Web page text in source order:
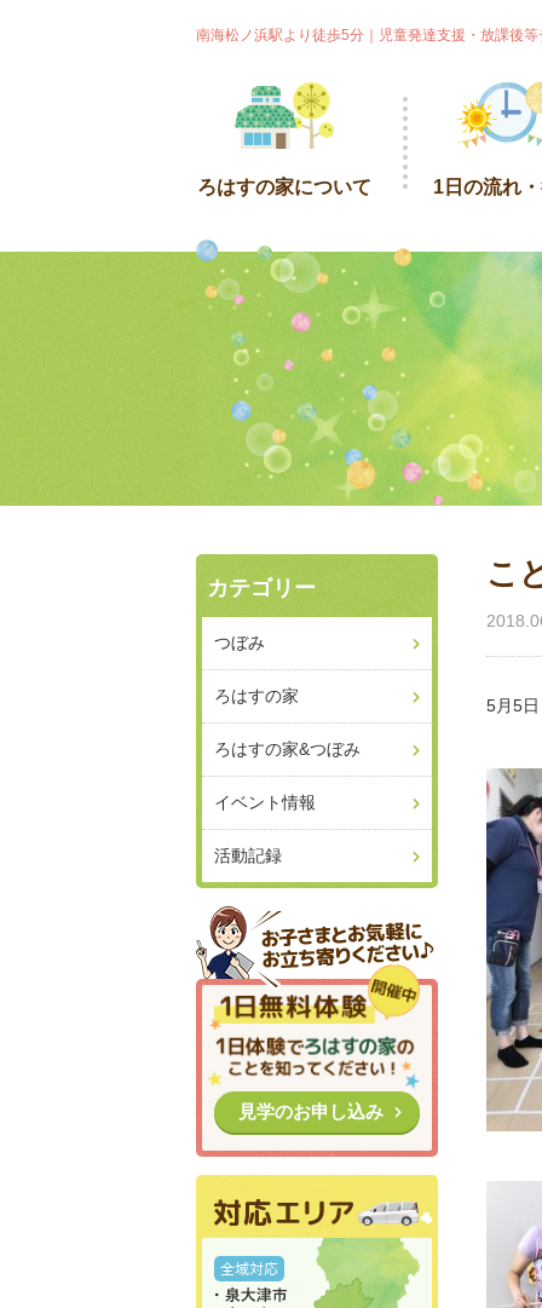
南海松ノ浜駅より徒歩5分｜児童発達支援・放課後
ろはすの家について 1日の流れ
こ
5月5
カテゴリー
つぼみ
ろはすの家
ろはすの家&つぼみ
イベント情報
活動記録
見学のお申し込み